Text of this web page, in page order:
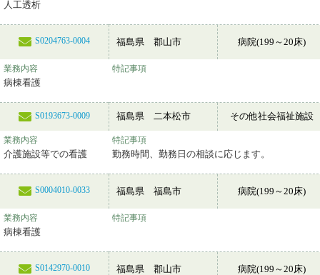
人工透析
S0204763-0004 福島県 郡山市 病院(199～20床)
業務内容
病棟看護
特記事項
S0193673-0009 福島県 二本松市 その他社会福祉施設
業務内容
介護施設等での看護
特記事項
勤務時間、勤務日の相談に応じます。
S0004010-0033 福島県 福島市 病院(199～20床)
業務内容
病棟看護
特記事項
S0142970-0010 福島県 郡山市 病院(199～20床)